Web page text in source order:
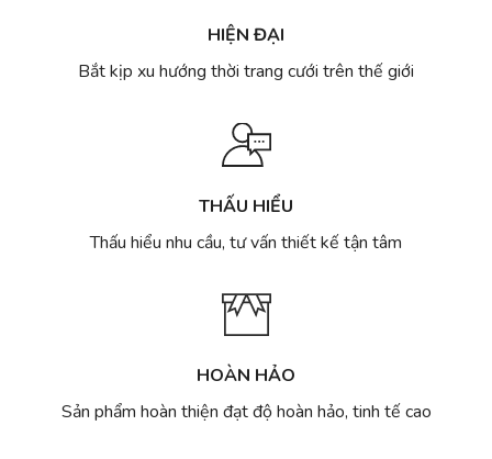
HIỆN ĐẠI
Bắt kịp xu hướng thời trang cưới trên thế giới
THẤU HIỂU
Thấu hiểu nhu cầu, tư vấn thiết kế tận tâm
HOÀN HẢO
Sản phẩm hoàn thiện đạt độ hoàn hảo, tinh tế cao